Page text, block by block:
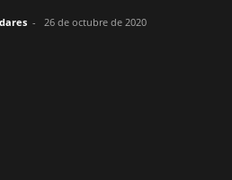
- 26 de octubre de 2020